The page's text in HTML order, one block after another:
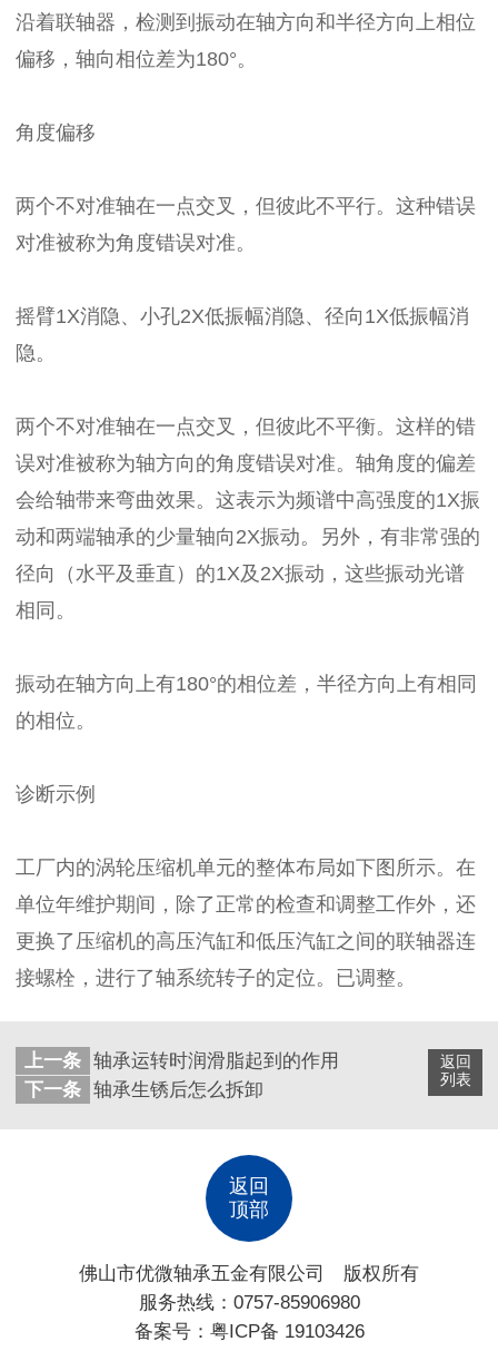
沿着联轴器，检测到振动在轴方向和半径方向上相位
偏移，轴向相位差为180°。
角度偏移
两个不对准轴在一点交叉，但彼此不平行。这种错误
对准被称为角度错误对准。
摇臂1X消隐、小孔2X低振幅消隐、径向1X低振幅消
隐。
两个不对准轴在一点交叉，但彼此不平衡。这样的错
误对准被称为轴方向的角度错误对准。轴角度的偏差
会给轴带来弯曲效果。这表示为频谱中高强度的1X振
动和两端轴承的少量轴向2X振动。另外，有非常强的
径向（水平及垂直）的1X及2X振动，这些振动光谱
相同。
振动在轴方向上有180°的相位差，半径方向上有相同
的相位。
诊断示例
工厂内的涡轮压缩机单元的整体布局如下图所示。在
单位年维护期间，除了正常的检查和调整工作外，还
更换了压缩机的高压汽缸和低压汽缸之间的联轴器连
接螺栓，进行了轴系统转子的定位。已调整。
返回
列表
上一条 轴承运转时润滑脂起到的作用
下一条 轴承生锈后怎么拆卸
返回
顶部
佛山市优微轴承五金有限公司 版权所有
服务热线：0757-85906980
备案号： 粤ICP备 19103426